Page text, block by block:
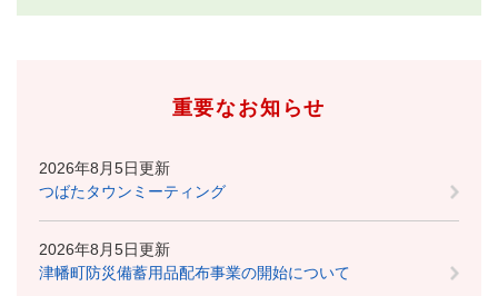
重要なお知らせ
2026年8月5日更新
つばたタウンミーティング
2026年8月5日更新
津幡町防災備蓄用品配布事業の開始について